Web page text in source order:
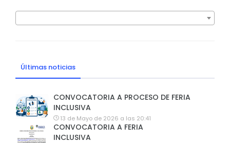
Últimas noticias
CONVOCATORIA A PROCESO DE FERIA
INCLUSIVA
13 de Mayo de 2026 a las 20:41
CONVOCATORIA A FERIA
INCLUSIVA